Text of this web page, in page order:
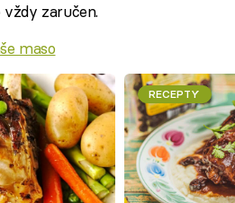
vždy zaručen.
maso
RECEPTY